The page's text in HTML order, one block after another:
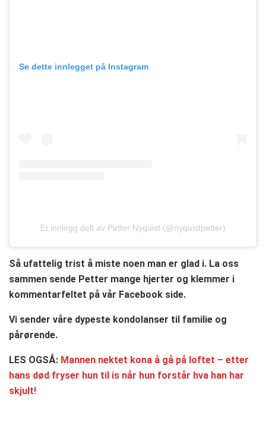
Se dette innlegget på Instagram
Et innlegg delt av Petter Nyquist (@nyquistpetter)
Så ufattelig trist å miste noen man er glad i. La oss
sammen sende Petter mange hjerter og klemmer i
kommentarfeltet på vår Facebook side.
Vi sender våre dypeste kondolanser til familie og
pårørende.
LES OGSÅ: Mannen nektet kona å gå på loftet – etter
hans død fryser hun til is når hun forstår hva han har
skjult!